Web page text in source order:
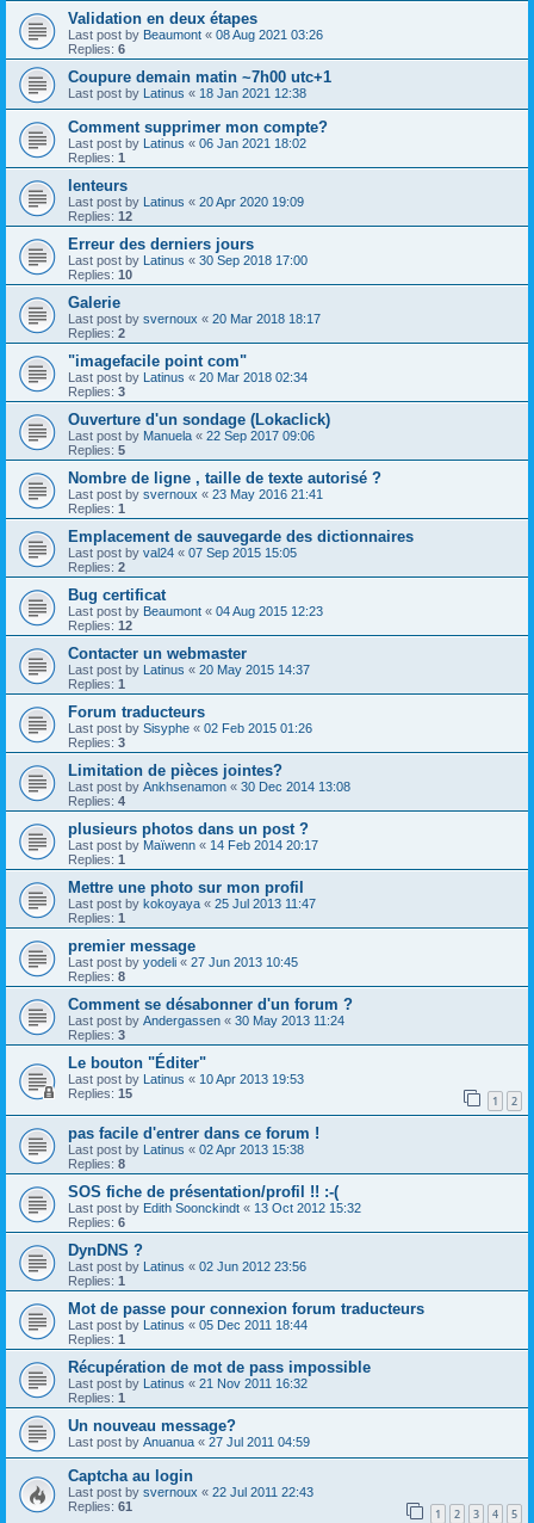
Validation en deux étapes
Last post by Beaumont « 08 Aug 2021 03:26
Replies: 6
Coupure demain matin ~7h00 utc+1
Last post by Latinus « 18 Jan 2021 12:38
Comment supprimer mon compte?
Last post by Latinus « 06 Jan 2021 18:02
Replies: 1
lenteurs
Last post by Latinus « 20 Apr 2020 19:09
Replies: 12
Erreur des derniers jours
Last post by Latinus « 30 Sep 2018 17:00
Replies: 10
Galerie
Last post by svernoux « 20 Mar 2018 18:17
Replies: 2
"imagefacile point com"
Last post by Latinus « 20 Mar 2018 02:34
Replies: 3
Ouverture d'un sondage (Lokaclick)
Last post by Manuela « 22 Sep 2017 09:06
Replies: 5
Nombre de ligne , taille de texte autorisé ?
Last post by svernoux « 23 May 2016 21:41
Replies: 1
Emplacement de sauvegarde des dictionnaires
Last post by val24 « 07 Sep 2015 15:05
Replies: 2
Bug certificat
Last post by Beaumont « 04 Aug 2015 12:23
Replies: 12
Contacter un webmaster
Last post by Latinus « 20 May 2015 14:37
Replies: 1
Forum traducteurs
Last post by Sisyphe « 02 Feb 2015 01:26
Replies: 3
Limitation de pièces jointes?
Last post by Ankhsenamon « 30 Dec 2014 13:08
Replies: 4
plusieurs photos dans un post ?
Last post by Maïwenn « 14 Feb 2014 20:17
Replies: 1
Mettre une photo sur mon profil
Last post by kokoyaya « 25 Jul 2013 11:47
Replies: 1
premier message
Last post by yodeli « 27 Jun 2013 10:45
Replies: 8
Comment se désabonner d'un forum ?
Last post by Andergassen « 30 May 2013 11:24
Replies: 3
Le bouton "Éditer"
Last post by Latinus « 10 Apr 2013 19:53
Replies: 15 1 2
pas facile d'entrer dans ce forum !
Last post by Latinus « 02 Apr 2013 15:38
Replies: 8
SOS fiche de présentation/profil !! :-(
Last post by Edith Soonckindt « 13 Oct 2012 15:32
Replies: 6
DynDNS ?
Last post by Latinus « 02 Jun 2012 23:56
Replies: 1
Mot de passe pour connexion forum traducteurs
Last post by Latinus « 05 Dec 2011 18:44
Replies: 1
Récupération de mot de pass impossible
Last post by Latinus « 21 Nov 2011 16:32
Replies: 1
Un nouveau message?
Last post by Anuanua « 27 Jul 2011 04:59
Captcha au login
Last post by svernoux « 22 Jul 2011 22:43
Replies: 61 1 2 3 4 5